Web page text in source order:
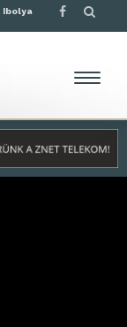
Ibolya